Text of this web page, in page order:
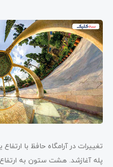
تغییرات در آرامگاه حافظ با
پله آغازشد. هشت ستون به